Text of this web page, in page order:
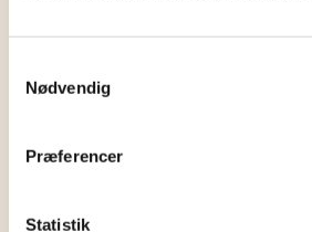
Nødvendig
Præferencer
Statistik
Hvis du ønsker præcis
kurssikring være et nyttigt
udbetalt, og hvad dine